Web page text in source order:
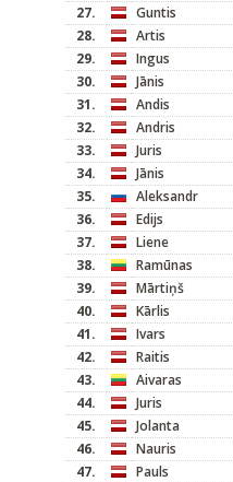
27.
Guntis
28.
Artis
29.
Ingus
30.
Jānis
31.
Andis
32.
Andris
33.
Juris
34.
Jānis
35.
Aleksandr
36.
Edijs
37.
Liene
38.
Ramūnas
39.
Mārtiņš
40.
Kārlis
41.
Ivars
42.
Raitis
43.
Aivaras
44.
Juris
45.
Jolanta
46.
Nauris
47.
Pauls